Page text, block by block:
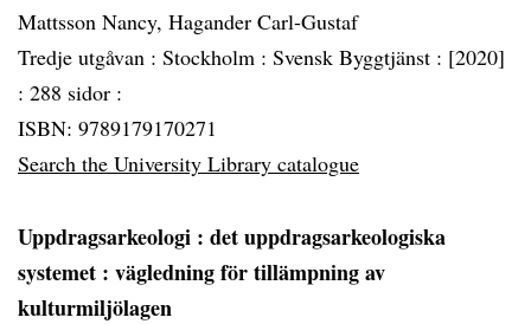
Mattsson Nancy, Hagander Carl-Gustaf
Tredje utgåvan : Stockholm : Svensk Byggtjänst : [2020]
: 288 sidor :
ISBN: 9789179170271
Search the University Library catalogue
Uppdragsarkeologi : det uppdragsarkeologiska
systemet : vägledning för tillämpning av
kulturmiljölagen